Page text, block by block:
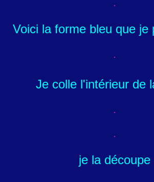
Voici la forme bleu que je
Je colle l'intérieur de
je la découpe